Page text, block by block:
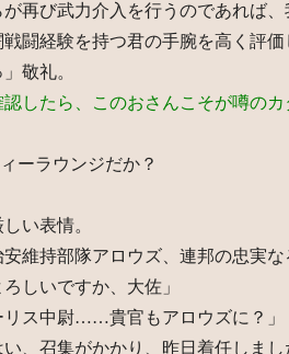
が再び武力介入を行うのであれば
闘経験を持つ君の手腕を高く評
敬礼。
したら、このおさんこそが噂の
ーラウンジだか？
い表情。
維持部隊アロウズ、連邦の忠実な
しいですか、大佐」
リス中尉……貴官もアロウズに？」
、召集がかかり、昨日着任しまし